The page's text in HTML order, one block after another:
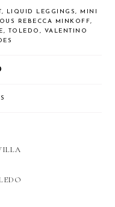
, LIQUID LEGGINGS, MINI
REBECCA MINKOFF,
, TOLEDO , VALENTINO